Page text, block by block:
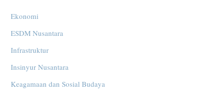
Ekonomi
ESDM Nusantara
Infrastruktur
Insinyur Nusantara
Keagamaan dan Sosial Budaya